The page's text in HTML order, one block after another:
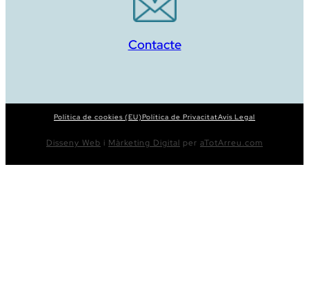
Contacte
Política de cookies (EU)Política de PrivacitatAvís Legal
Disseny Web i Màrketing Digital per aTotArreu.com